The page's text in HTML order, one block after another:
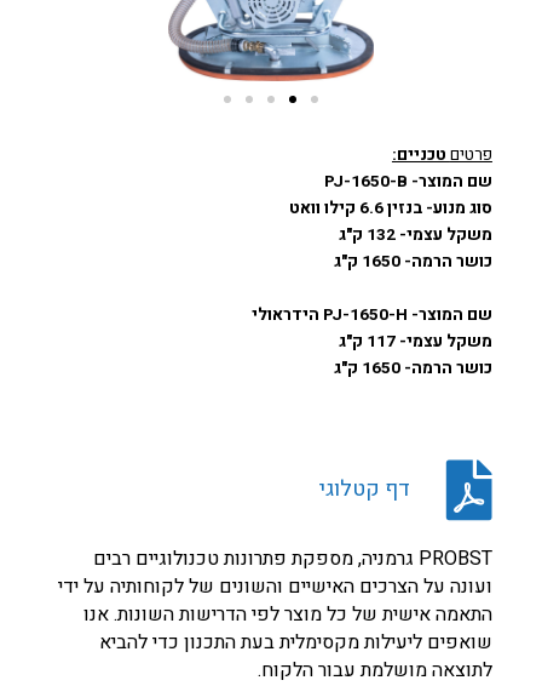
פרטים טכניים:
שם המוצר- PJ-1650-B
סוג מנוע- בנזין 6.6 קילו וואט
משקל עצמי- 132 ק"ג
כושר הרמה- 1650 ק"ג
שם המוצר- PJ-1650-H הידראולי
משקל עצמי- 117 ק"ג
כושר הרמה- 1650 ק"ג
דף קטלוגי
PROBST גרמניה, מספקת פתרונות טכנולוגיים רבים
ועונה על הצרכים האישיים והשונים של לקוחותיה על ידי
התאמה אישית של כל מוצר לפי הדרישות השונות. אנו
שואפים ליעילות מקסימלית בעת התכנון כדי להביא
לתוצאה מושלמת עבור הלקוח.